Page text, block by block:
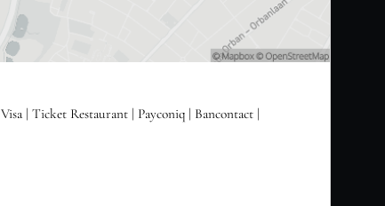
Visa Ticket Restaurant Payconiq
Bancontact